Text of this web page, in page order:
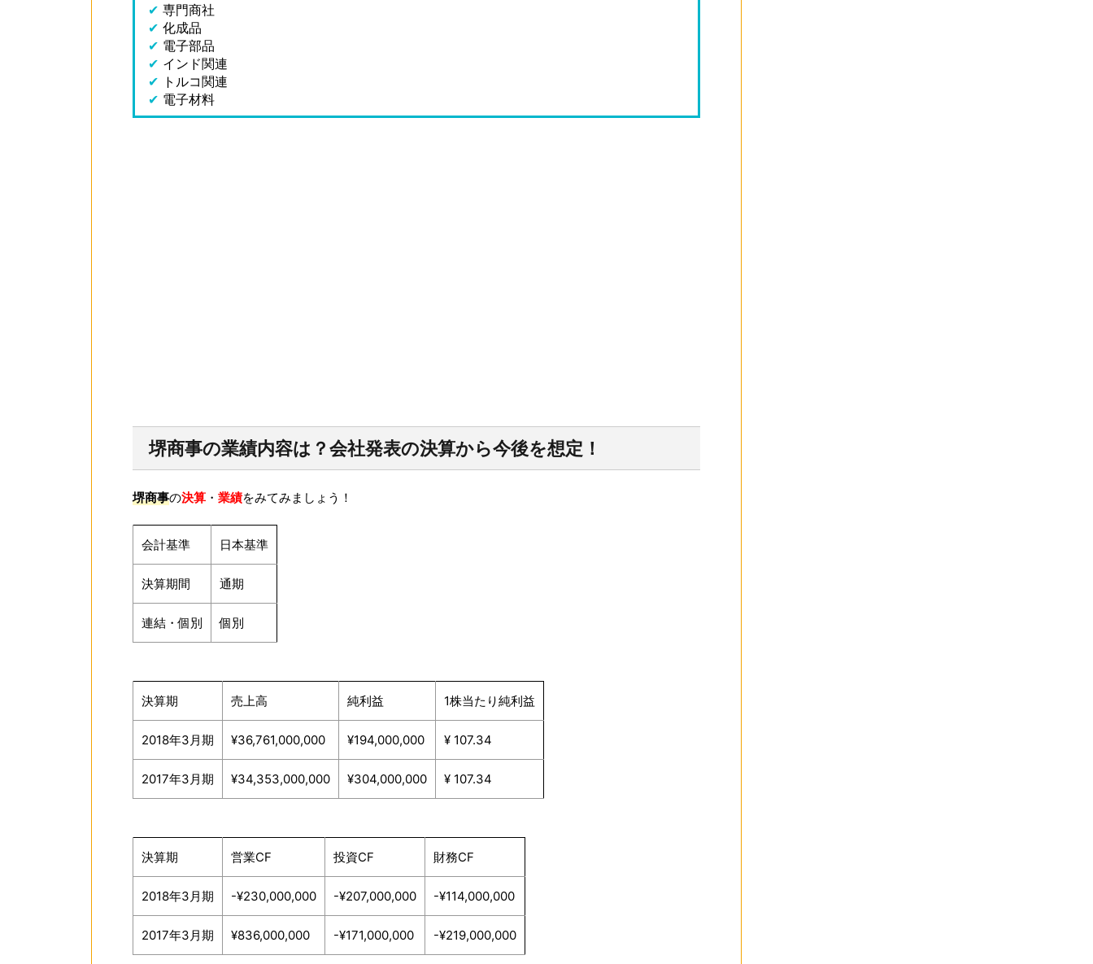
✔ 専門商社
✔ 化成品
✔ 電子部品
✔ インド関連
✔ トルコ関連
✔ 電子材料
堺商事の業績内容は？会社発表の決算から今後を想定！
堺商事の決算 ・ 業績をみてみましょう！
会計基準 日本基準
決算期間 通期
連結・個別 個別
決算期 売上高 純利益 1株当たり純利益
2018年3月期 ¥36,761,000,000 ¥194,000,000 ¥ 107.34
2017年3月期 ¥34,353,000,000 ¥304,000,000 ¥ 107.34
決算期 営業CF 投資CF 財務CF
2018年3月期 -¥230,000,000 -¥207,000,000 -¥114,000,000
2017年3月期 ¥836,000,000 -¥171,000,000 -¥219,000,000